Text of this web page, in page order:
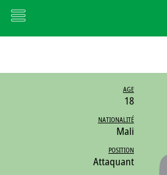
AGE
18
NATIONALITÉ
Mali
POSITION
Attaquant